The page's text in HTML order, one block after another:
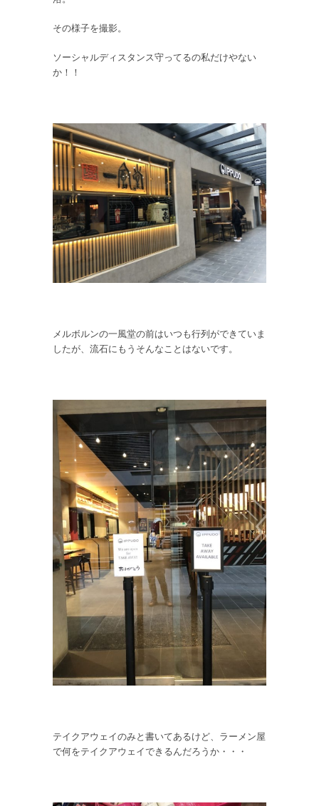
その様子を撮影。
ソーシャルディスタンス守ってるの私だけやない
か！！
メルボルンの一風堂の前はいつも行列ができていま
したが、流石にもうそんなことはないです。
テイクアウェイのみと書いてあるけど、ラーメン屋
で何をテイクアウェイできるんだろうか・・・